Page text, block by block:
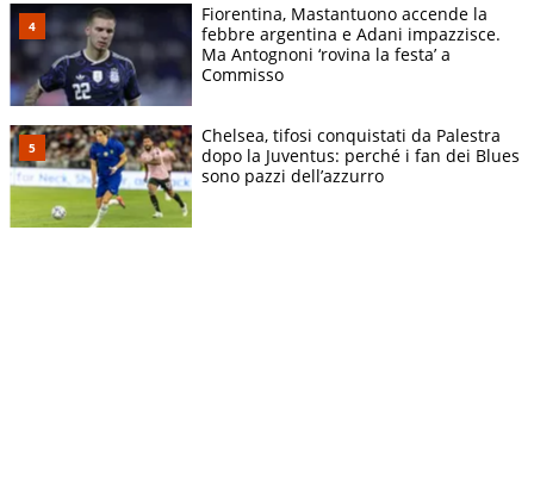
Fiorentina, Mastantuono accende la
febbre argentina e Adani impazzisce.
Ma Antognoni ‘rovina la festa’ a
Commisso
Chelsea, tifosi conquistati da Palestra
dopo la Juventus: perché i fan dei Blues
sono pazzi dell’azzurro